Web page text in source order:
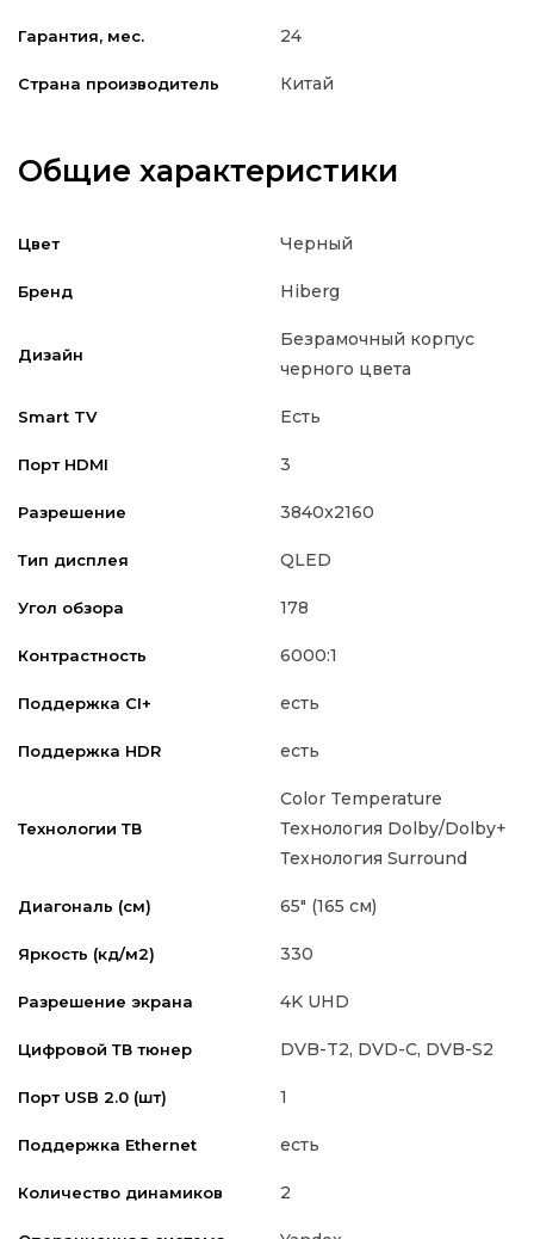
Гарантия, мес. 24
Страна производитель Китай
Общие характеристики
Цвет Черный
Бренд Hiberg
Дизайн
Безрамочный корпус
черного цвета
Smart TV Есть
Порт HDMI 3
Разрешение 3840x2160
Тип дисплея QLED
Угол обзора 178
Контрастность 6000:1
Поддержка CI+ есть
Поддержка HDR есть
Технологии ТВ
Color Temperature
Технология Dolby/Dolby+
Технология Surround
Диагональ (см) 65" (165 см)
Яркость (кд/м2) 330
Разрешение экрана 4K UHD
Цифровой ТВ тюнер DVB-T2, DVD-C, DVB-S2
Порт USB 2.0 (шт) 1
Поддержка Ethernet есть
Количество динамиков 2